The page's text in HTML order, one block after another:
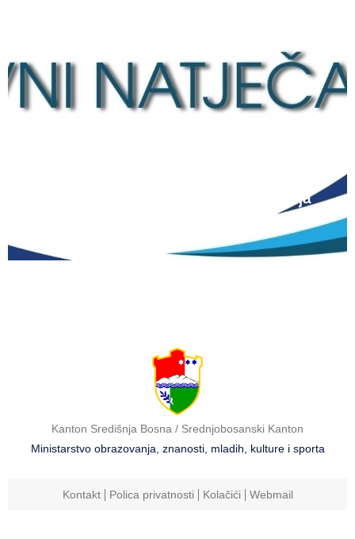
razred srednjih škola Kantona Središnja
Bosna u školskoj 2026./2027. godini
Kanton Središnja Bosna / Srednjobosanski Kanton
Ministarstvo obrazovanja, znanosti, mladih, kulture i sporta
Kontakt Polica privatnosti Kolačići Webmail